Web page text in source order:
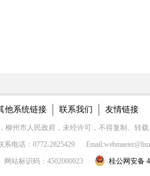
他系统链接 联系我们 友情链接
柳州市人民政府，未经许可，不得复制、转载
系电话：0772-2825429
网站标识码：4502000023 桂公网安备